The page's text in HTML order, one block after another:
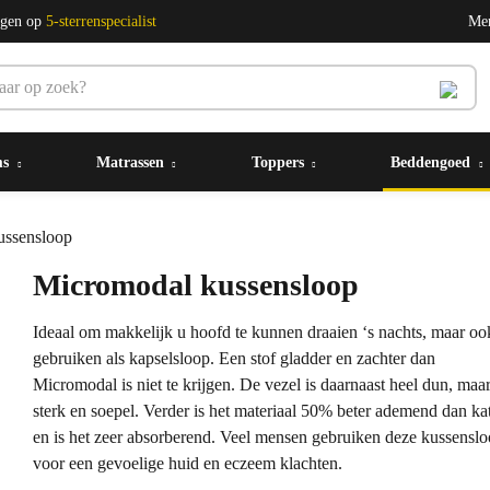
op 5-sterrenspecialist
Matrassen Toppers Beddengoed
Micromodal kussensloop
Ideaal om makkelijk u hoofd te kunnen draaien ‘s nachts, maar
gebruiken als kapselsloop. Een stof gladder en zachter dan
Micromodal is niet te krijgen. De vezel is daarnaast heel dun,
sterk en soepel. Verder is het materiaal 50% beter ademend dan
en is het zeer absorberend. Veel mensen gebruiken deze
voor een gevoelige huid en eczeem klachten.